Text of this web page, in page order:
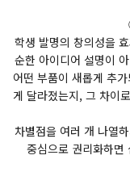
학생 발명의 창의성을
순한 아이디어 설명이
어떤 부품이 새롭게 추
게 달라졌는지, 그 차이
차별점을 여러 개 나열
중심으로 권리화하면